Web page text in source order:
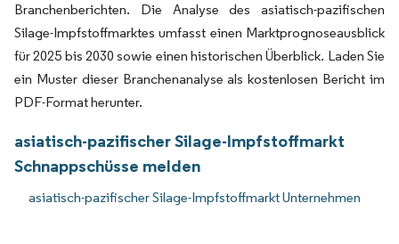
Branchenberichten. Die Analyse des asiatisch-pazifischen
Silage-Impfstoffmarktes umfasst einen Marktprognoseausblick
für 2025 bis 2030 sowie einen historischen Überblick. Laden Sie
ein Muster dieser Branchenanalyse als kostenlosen Bericht im
PDF-Format herunter.
asiatisch-pazifischer Silage-Impfstoffmarkt
Schnappschüsse melden
asiatisch-pazifischer Silage-Impfstoffmarkt Unternehmen